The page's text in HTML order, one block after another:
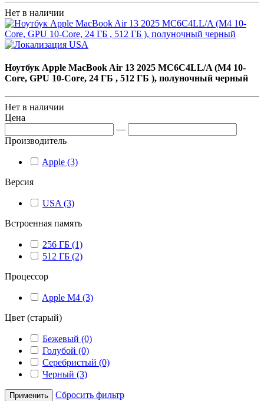
Нет в наличии
Ноутбук Apple MacBook Air 13 2025 MC6C4LL/A (M4 10-
Core, GPU 10-Core, 24 ГБ , 512 ГБ ), полуночный черный
Нет в наличии
Цена
—
Производитель
Apple (3)
Версия
USA (3)
Встроенная память
256 ГБ (1)
512 ГБ (2)
Процессор
Apple M4 (3)
Цвет (старый)
Бежевый (0)
Голубой (0)
Серебристый (0)
Черный (3)
Применить Сбросить фильтр